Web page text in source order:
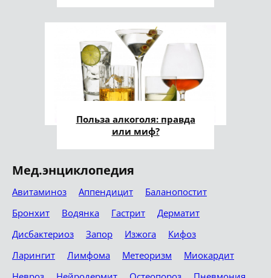
Польза алкоголя: правда
или миф?
Мед.энциклопедия
Авитаминоз Аппендицит
Баланопостит
Бронхит
Водянка Гастрит
Дерматит
Дисбактериоз
Запор Изжога
Кифоз
Ларингит
Лимфома Метеоризм
Миокардит